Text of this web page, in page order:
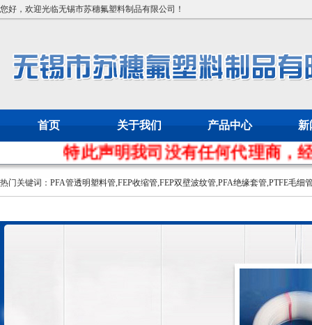
您好，欢迎光临无锡市苏穗氟塑料制品有限公司！
首页 关于我们 产品中心 新
特此声明我司没有任何代理商，经
热门关键词： PFA管透明塑料管,FEP收缩管,FEP双壁波纹管,PFA绝缘套管,PTFE毛细